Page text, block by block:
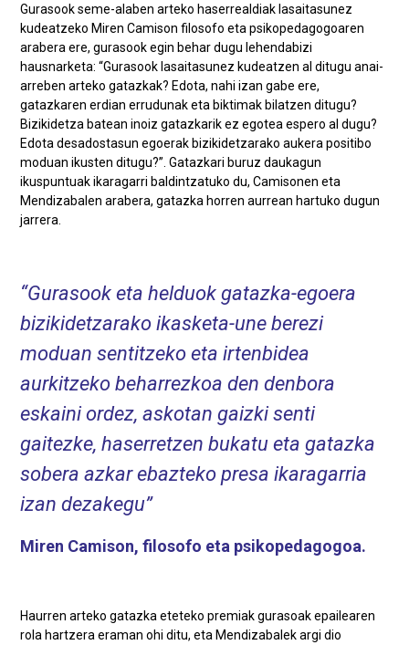
Gurasook seme-alaben arteko haserrealdiak lasaitasunez
kudeatzeko Miren Camison filosofo eta psikopedagogoaren
arabera ere, gurasook egin behar dugu lehendabizi
hausnarketa: “Gurasook lasaitasunez kudeatzen al ditugu anai-
arreben arteko gatazkak? Edota, nahi izan gabe ere,
gatazkaren erdian errudunak eta biktimak bilatzen ditugu?
Bizikidetza batean inoiz gatazkarik ez egotea espero al dugu?
Edota desadostasun egoerak bizikidetzarako aukera positibo
moduan ikusten ditugu?”. Gatazkari buruz daukagun
ikuspuntuak ikaragarri baldintzatuko du, Camisonen eta
Mendizabalen arabera, gatazka horren aurrean hartuko dugun
jarrera.
Gurasook eta helduok gatazka-egoera
bizikidetzarako ikasketa-une berezi
moduan sentitzeko eta irtenbidea
aurkitzeko beharrezkoa den denbora
eskaini ordez, askotan gaizki senti
gaitezke, haserretzen bukatu eta gatazka
sobera azkar ebazteko presa ikaragarria
izan dezakegu
Miren Camison, filosofo eta psikopedagogoa.
Haurren arteko gatazka eteteko premiak gurasoak epailearen
rola hartzera eraman ohi ditu, eta Mendizabalek argi dio